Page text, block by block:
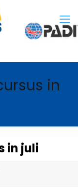
in
in juli